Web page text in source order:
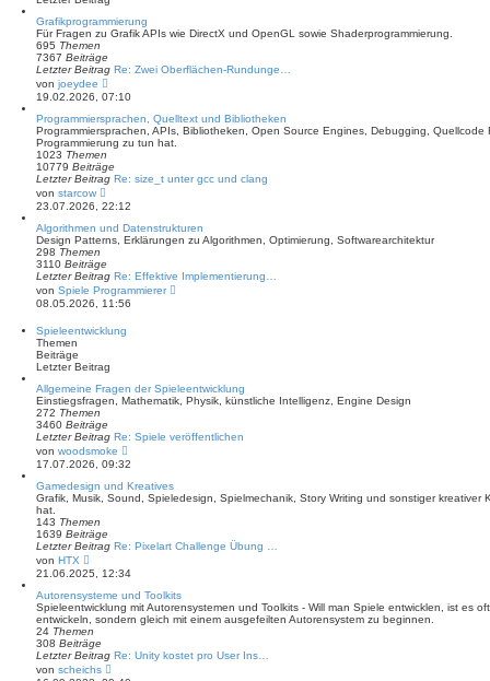
r
e
i
t
r
a
g
Grafikprogrammierung
Für Fragen zu Grafik APIs wie DirectX und OpenGL sowie Shaderprogrammierung.
695 Themen
7367 Beiträge
Letzter Beitrag Re: Zwei Oberflächen-Rundunge…
von joeydee
e
u
e
s
t
r
B
e
t
r
a
19.02.2026, 07:10
Programmiersprachen, Quelltext und Bibliotheken
Programmiersprachen, APIs, Bibliotheken, Open Source Engines, Debugging, Quellcode
Programmierung zu tun hat.
1023 Themen
10779 Beiträge
Letzter Beitrag Re: size_t unter gcc und clang
von starcow
e
u
e
s
e
r
B
e
i
r
23.07.2026, 22:12
Algorithmen und Datenstrukturen
Design Patterns, Erklärungen zu Algorithmen, Optimierung, Softwarearchitektur
298 Themen
3110 Beiträge
Letzter Beitrag Re: Effektive Implementierung…
von Spiele Programmierer
B
e
i
a
08.05.2026, 11:56
Spieleentwicklung
Themen
Beiträge
Letzter Beitrag
Allgemeine Fragen der Spieleentwicklung
Einstiegsfragen, Mathematik, Physik, künstliche Intelligenz, Engine Design
272 Themen
3460 Beiträge
Letzter Beitrag Re: Spiele veröffentlichen
von woodsmoke
e
u
e
s
B
i
t
r
a
g
17.07.2026, 09:32
Gamedesign und Kreatives
Grafik, Musik, Sound, Spieledesign, Spielmechanik, Story Writing und sonstiger kreativer
hat.
143 Themen
1639 Beiträge
Letzter Beitrag Re: Pixelart Challenge Übung …
von HTX
e
u
e
s
e
r
B
e
i
21.06.2025, 12:34
Autorensysteme und Toolkits
Spieleentwicklung mit Autorensystemen und Toolkits - Will man Spiele entwicklen, ist es
entwickeln, sondern gleich mit einem ausgefeilten Autorensystem zu beginnen.
24 Themen
308 Beiträge
Letzter Beitrag Re: Unity kostet pro User Ins…
von scheichs
e